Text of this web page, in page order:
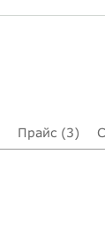
Прайс (3)